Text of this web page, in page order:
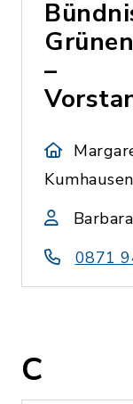
–
Kumhausen
0871
C